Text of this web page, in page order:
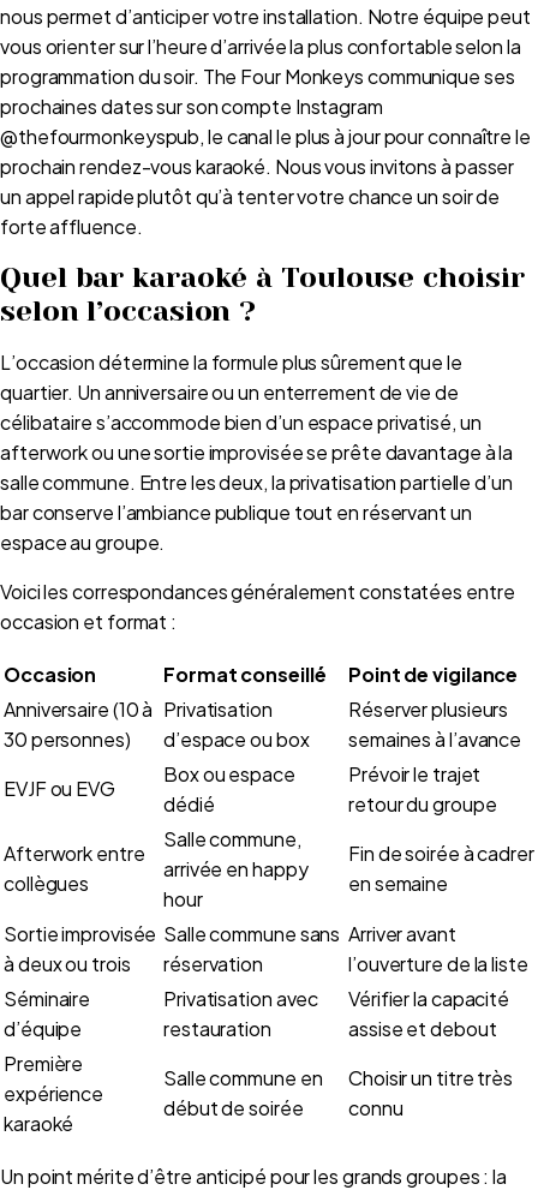
nous permet d’anticiper votre installation. Notre équipe peut
vous orienter sur l’heure d’arrivée la plus confortable selon la
programmation du soir. The Four Monkeys communique ses
prochaines dates sur son compte Instagram
@thefourmonkeyspub, le canal le plus à jour pour connaître le
prochain rendez-vous karaoké. Nous vous invitons à passer
un appel rapide plutôt qu’à tenter votre chance un soir de
forte affluence.
Quel bar karaoké à Toulouse choisir
selon l’occasion ?
L’occasion détermine la formule plus sûrement que le
quartier. Un anniversaire ou un enterrement de vie de
célibataire s’accommode bien d’un espace privatisé, un
afterwork ou une sortie improvisée se prête davantage à la
salle commune. Entre les deux, la privatisation partielle d’un
bar conserve l’ambiance publique tout en réservant un
espace au groupe.
Voici les correspondances généralement constatées entre
occasion et format :
Occasion Format conseillé
Point de vigilance
Anniversaire (10 à
30 personnes)
Privatisation
d’espace ou box
Réserver plusieurs
semaines à l’avance
EVJF ou EVG
Box ou espace
dédié
Prévoir le trajet
retour du groupe
Afterwork entre
collègues
Salle commune,
arrivée en happy
hour
Fin de soirée à cadrer
en semaine
Sortie improvisée
à deux ou trois
Salle commune sans
réservation
Arriver avant
l’ouverture de la liste
Séminaire
d’équipe
Privatisation avec
restauration
Vérifier la capacité
assise et debout
Première
expérience
karaoké
Salle commune en
début de soirée
Choisir un titre très
connu
Un point mérite d’être anticipé pour les grands groupes : la